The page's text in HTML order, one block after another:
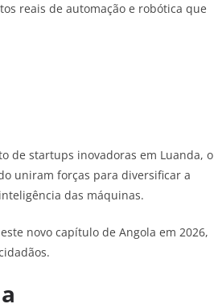
reais de automação e robótica que
de startups inovadoras em Luanda, o
uniram forças para diversificar a
das máquinas.
novo capítulo de Angola em 2026,